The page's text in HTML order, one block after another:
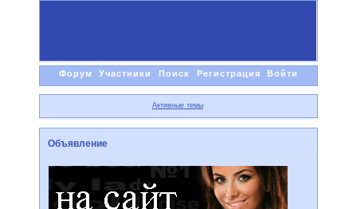
Форум Участники Поиск Регистрация Войти
Активные темы
Объявление